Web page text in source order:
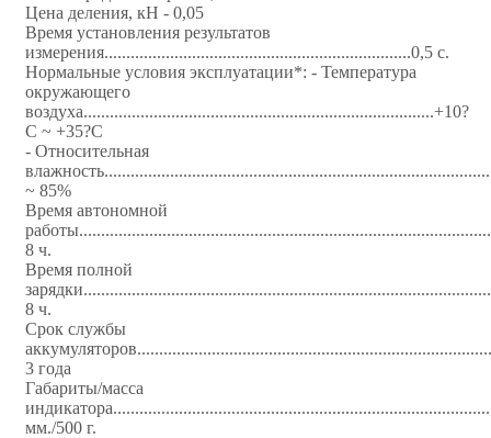
Цена деления, кН - 0,05
Время установления результатов
измерения......................................................................0,5 с.
Нормальные условия эксплуатации*: - Температура
окружающего
воздуха................................................................................+10?
С ~ +35?С
- Относительная
~ 85%
Время автономной
8 ч.
Время полной
8 ч.
Срок службы
3 года
Габариты/масса
мм./500 г.